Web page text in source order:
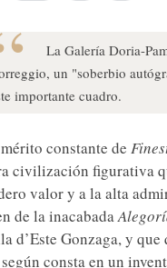
La Galería Doria-
un "soberbio
importante cuadro.
constante de
civilización figurativa
valor y a la alta
de la inacabada
d’Este Gonzaga, y
consta en un